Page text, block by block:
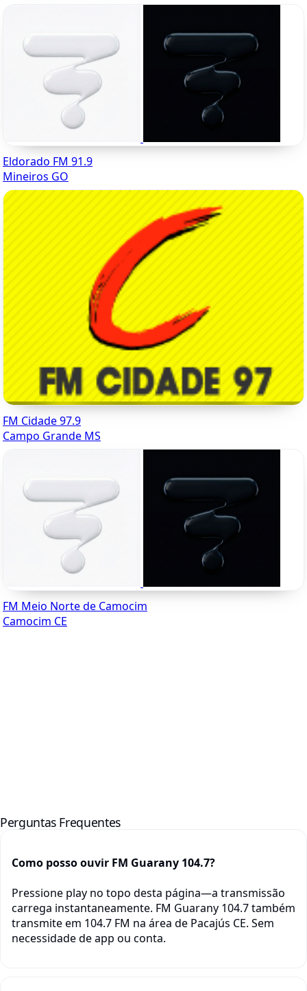
Eldorado FM 91.9
Mineiros GO
FM Cidade 97.9
Campo Grande MS
FM Meio Norte de Camocim
Camocim CE
Perguntas Frequentes
Como posso ouvir FM Guarany 104.7?
Pressione play no topo desta página—a transmissão
carrega instantaneamente. FM Guarany 104.7 também
transmite em 104.7 FM na área de Pacajús CE. Sem
necessidade de app ou conta.